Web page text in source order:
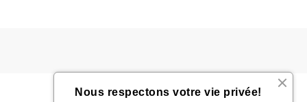
Nous respectons votre vie privée!